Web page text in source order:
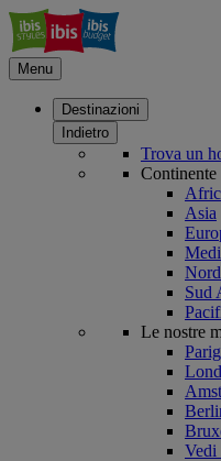
Menu
Destinazioni
Indietro
Trova un
Continente
Asia
Sud
Le nostre
Vedi